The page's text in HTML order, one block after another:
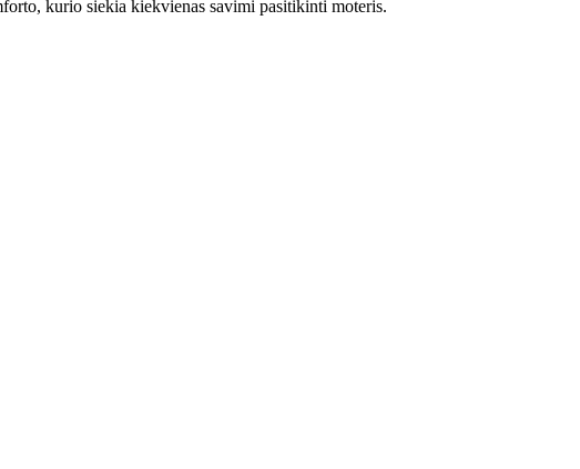
kurio siekia kiekvienas savimi pasitikinti moteris.